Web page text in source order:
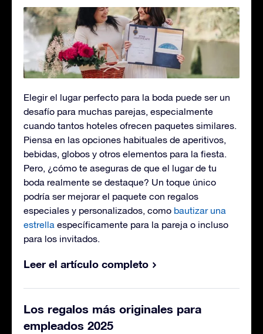
Elegir el lugar perfecto para la boda puede ser un
desafío para muchas parejas, especialmente
cuando tantos hoteles ofrecen paquetes similares.
Piensa en las opciones habituales de aperitivos,
bebidas, globos y otros elementos para la fiesta.
Pero, ¿cómo te aseguras de que el lugar de tu
boda realmente se destaque? Un toque único
podría ser mejorar el paquete con regalos
especiales y personalizados, como bautizar una
estrella específicamente para la pareja o incluso
para los invitados.
Leer el artículo completo
Los regalos más originales para
empleados 2025